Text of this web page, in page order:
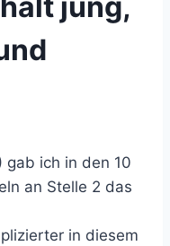
gab ich in den 10
an Stelle 2 das
in diesem